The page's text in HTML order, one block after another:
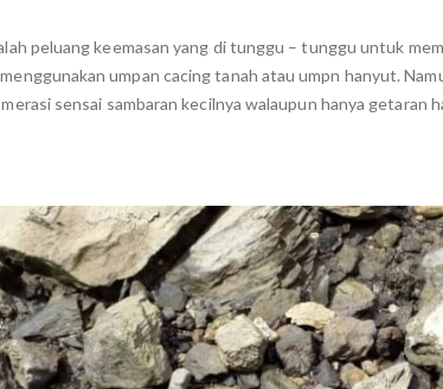
peluang keemasan yang di tunggu – tunggu untuk
umpan cacing tanah atau umpn hanyut.
sensai sambaran kecilnya walaupun hanya getaran